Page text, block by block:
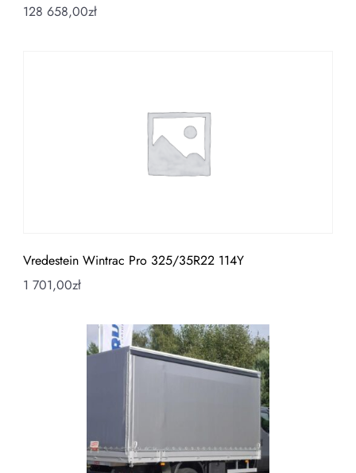
128 658,00zł
Vredestein Wintrac Pro 325/35R22 114Y
1 701,00zł